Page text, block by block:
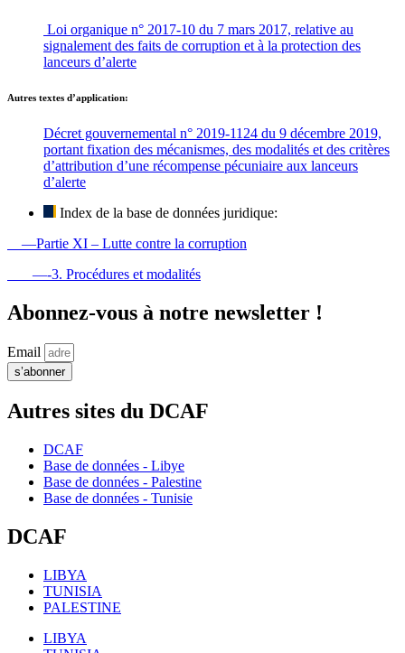
Loi organique n° 2017-10 du 7 mars 2017, relative au
signalement des faits de corruption et à la protection des
lanceurs d’alerte
Autres textes d’application:
Décret gouvernemental n° 2019-1124 du 9 décembre 2019,
portant fixation des mécanismes, des modalités et des critères
d’attribution d’une récompense pécuniaire aux lanceurs
d’alerte
Index de la base de données juridique:
—Partie XI – Lutte contre la corruption
—-3. Procédures et modalités
Abonnez-vous à notre newsletter !
Email
s’abonner
Autres sites du DCAF
DCAF
Base de données - Libye
Base de données - Palestine
Base de données - Tunisie
DCAF
LIBYA
TUNISIA
PALESTINE
LIBYA